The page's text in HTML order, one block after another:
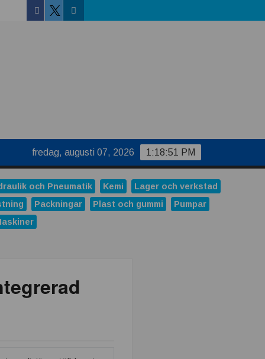
Facebook
TwitterLinkedin
1:18:52 PM
fredag, augusti 07, 2026
och Pneumatik Kemi
Lager och verkstad
Packningar Plast och gummi
Pumpar